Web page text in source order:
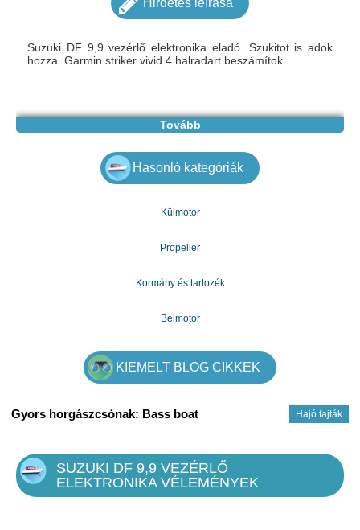
Hirdetés leírása
Suzuki DF 9,9 vezérlő elektronika eladó. Szukitot is adok
hozza. Garmin striker vivid 4 halradart beszámítok.
Tovább
Hasonló kategóriák
Külmotor
Propeller
Kormány és tartozék
Belmotor
KIEMELT BLOG CIKKEK
Hajó fajták
Gyors horgászcsónak: Bass boat
SUZUKI DF 9,9 VEZÉRLŐ
ELEKTRONIKA VÉLEMÉNYEK